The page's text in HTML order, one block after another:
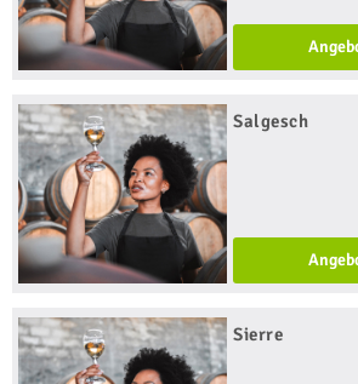
Salgesch
Sierre